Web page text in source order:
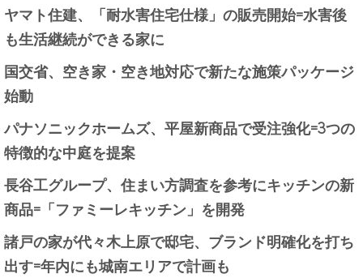
ヤマト住建、「耐水害住宅仕様」の販売開始=水害後
も生活継続ができる家に
国交省、空き家・空き地対応で新たな施策パッケージ
始動
パナソニックホームズ、平屋新商品で受注強化=3つの
特徴的な中庭を提案
長谷工グループ、住まい方調査を参考にキッチンの新
商品=「ファミーレキッチン」を開発
諸戸の家が代々木上原で邸宅、ブランド明確化を打ち
出す=年内にも城南エリアで計画も